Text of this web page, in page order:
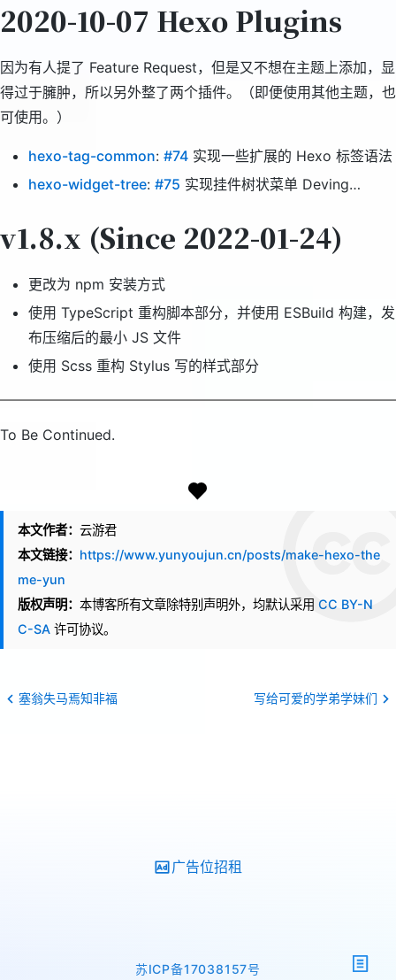
2020-10-07 Hexo Plugins
因为有人提了 Feature Request，但是又不想在主题上添加，显
得过于臃肿，所以另外整了两个插件。（即便使用其他主题，也
可使用。）
hexo-tag-common: #74 实现一些扩展的 Hexo 标签语法
hexo-widget-tree: #75 实现挂件树状菜单 Deving…
v1.8.x (Since 2022-01-24)
更改为 npm 安装方式
使用 TypeScript 重构脚本部分，并使用 ESBuild 构建，发
布压缩后的最小 JS 文件
使用 Scss 重构 Stylus 写的样式部分
To Be Continued.
本文作者： 云游君
本文链接： https://www.yunyoujun.cn/posts/make-hexo-the
me-yun
版权声明： 本博客所有文章除特别声明外，均默认采用 CC BY-N
C-SA 许可协议。
塞翁失马焉知非福 写给可爱的学弟学妹们
广告位招租
苏ICP备17038157号